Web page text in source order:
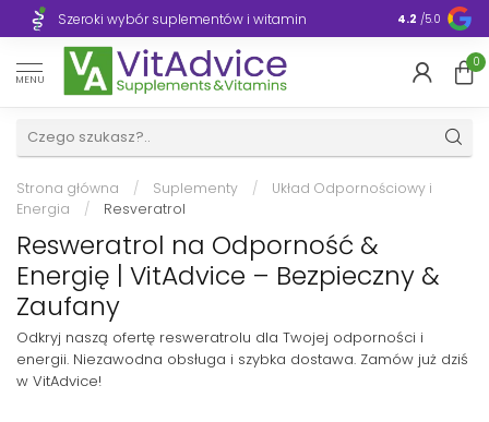
Szeroki wybór suplementów i witamin 4.2 /5.0
MENU
0
Strona główna / Suplementy /
Układ Odpornościowy i
Energia
/ Resveratrol
Resweratrol na Odporność &
Energię | VitAdvice – Bezpieczny &
Zaufany
Odkryj naszą ofertę resweratrolu dla Twojej odporności i
energii. Niezawodna obsługa i szybka dostawa. Zamów już dziś
w VitAdvice!